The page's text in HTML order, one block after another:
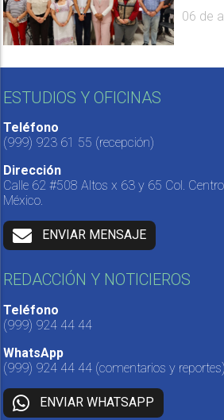
06 de
ESTUDIOS Y OFICINAS
Teléfono
(999) 923 61 55 (recepción)
Dirección
Calle 62 #508 Altos x 63 y 65 Col.
México.
ENVIAR MENSAJE
REDACCIÓN Y NOTICIEROS
Teléfono
(999) 924 44 44
WhatsApp
(999) 924 44 44 (comentarios y reportes)
ENVIAR WHATSAPP